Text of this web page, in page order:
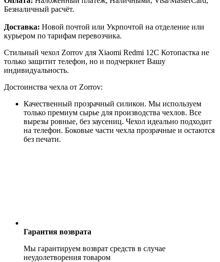
Безналичный расчёт.
Доставка: Новой почтой или Укрпочтой на отделение или
курьером по тарифам перевозчика.
Стильный чехол Zorrov для Xiaomi Redmi 12C Котопастка не
только защитит телефон, но и подчеркнет Вашу
индивидуальность.
Достоинства чехла от Zorrov:
Качественный прозрачный силикон. Мы используем
только премиум сырье для производства чехлов. Все
вырезы ровные, без заусениц. Чехол идеально подходит
на телефон. Боковые части чехла прозрачные и остаются
без печати.
Гарантия возврата
Мы гарантируем возврат средств в случае
неудолетворения товаром